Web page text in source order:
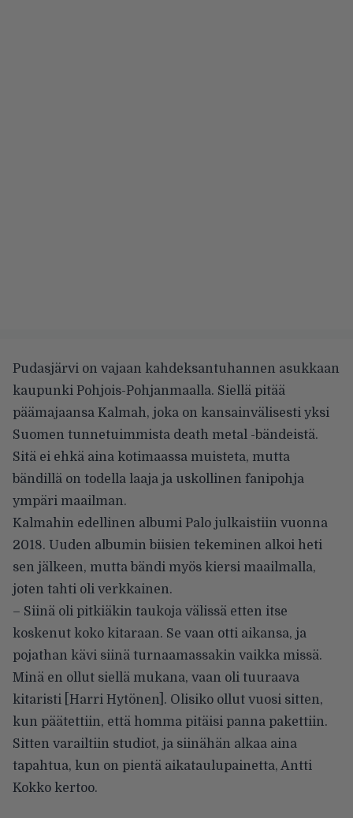
Pudasjärvi on vajaan kahdeksantuhannen asukkaan
kaupunki Pohjois-Pohjanmaalla. Siellä pitää
päämajaansa Kalmah, joka on kansainvälisesti yksi
Suomen tunnetuimmista death metal -bändeistä.
Sitä ei ehkä aina kotimaassa muisteta, mutta
bändillä on todella laaja ja uskollinen fanipohja
ympäri maailman.
Kalmahin edellinen albumi Palo julkaistiin vuonna
2018. Uuden albumin biisien tekeminen alkoi heti
sen jälkeen, mutta bändi myös kiersi maailmalla,
joten tahti oli verkkainen.
– Siinä oli pitkiäkin taukoja välissä etten itse
koskenut koko kitaraan. Se vaan otti aikansa, ja
pojathan kävi siinä turnaamassakin vaikka missä.
Minä en ollut siellä mukana, vaan oli tuuraava
kitaristi [Harri Hytönen]. Olisiko ollut vuosi sitten,
kun päätettiin, että homma pitäisi panna pakettiin.
Sitten varailtiin studiot, ja siinähän alkaa aina
tapahtua, kun on pientä aikataulupainetta, Antti
Kokko kertoo.